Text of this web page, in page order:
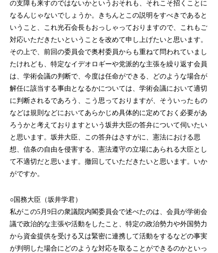
の支障も来すのではないかというおそれも、それこそ招くことに
なるんじゃないでしょうか。きちんとこの説明をすべきであると
いうこと、これ光石会長もおっしゃっておりますので、これもご
対応いただきたいということを改めて申し上げたいと思います。
その上で、前回の委員会で奥村委員からも重ねて問われていまし
たけれども、特定なイデオロギーや党派的な主張を繰り返す会員
は、学術会議の判断で、今度は任命ができる、どのような場合が
解任に該当する事由となるかについては、学術会議において適切
に判断されるであろう、こう思っておりますが、そういったもの
などは規則などにおいてあらかじめ具体的に定めておく必要があ
ろうかと考えておりますという坂井大臣の答弁について伺いたい
と思います。坂井大臣、この答弁はさすがに、憲法における思
想、信条の自由を侵害する、憲法遵守の立場にあられる大臣とし
て不適切だと思います。撤回していただきたいと思います。いか
がですか。
○国務大臣（坂井学君）
私がこの5月9日の衆議院内閣委員会で述べたのは、会員が学術会
議で政治的な主張や活動をしたこと、特定の政治勢力や外国勢力
から資金提供を受ける又は緊密に連携して活動をするなどの事実
が判明した場合にどのような対応を取ることができるのかといっ